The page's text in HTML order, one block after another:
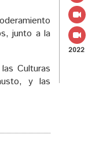
junto a la
Culturas
y las
2022